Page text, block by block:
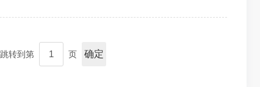
跳转到第 页 确定